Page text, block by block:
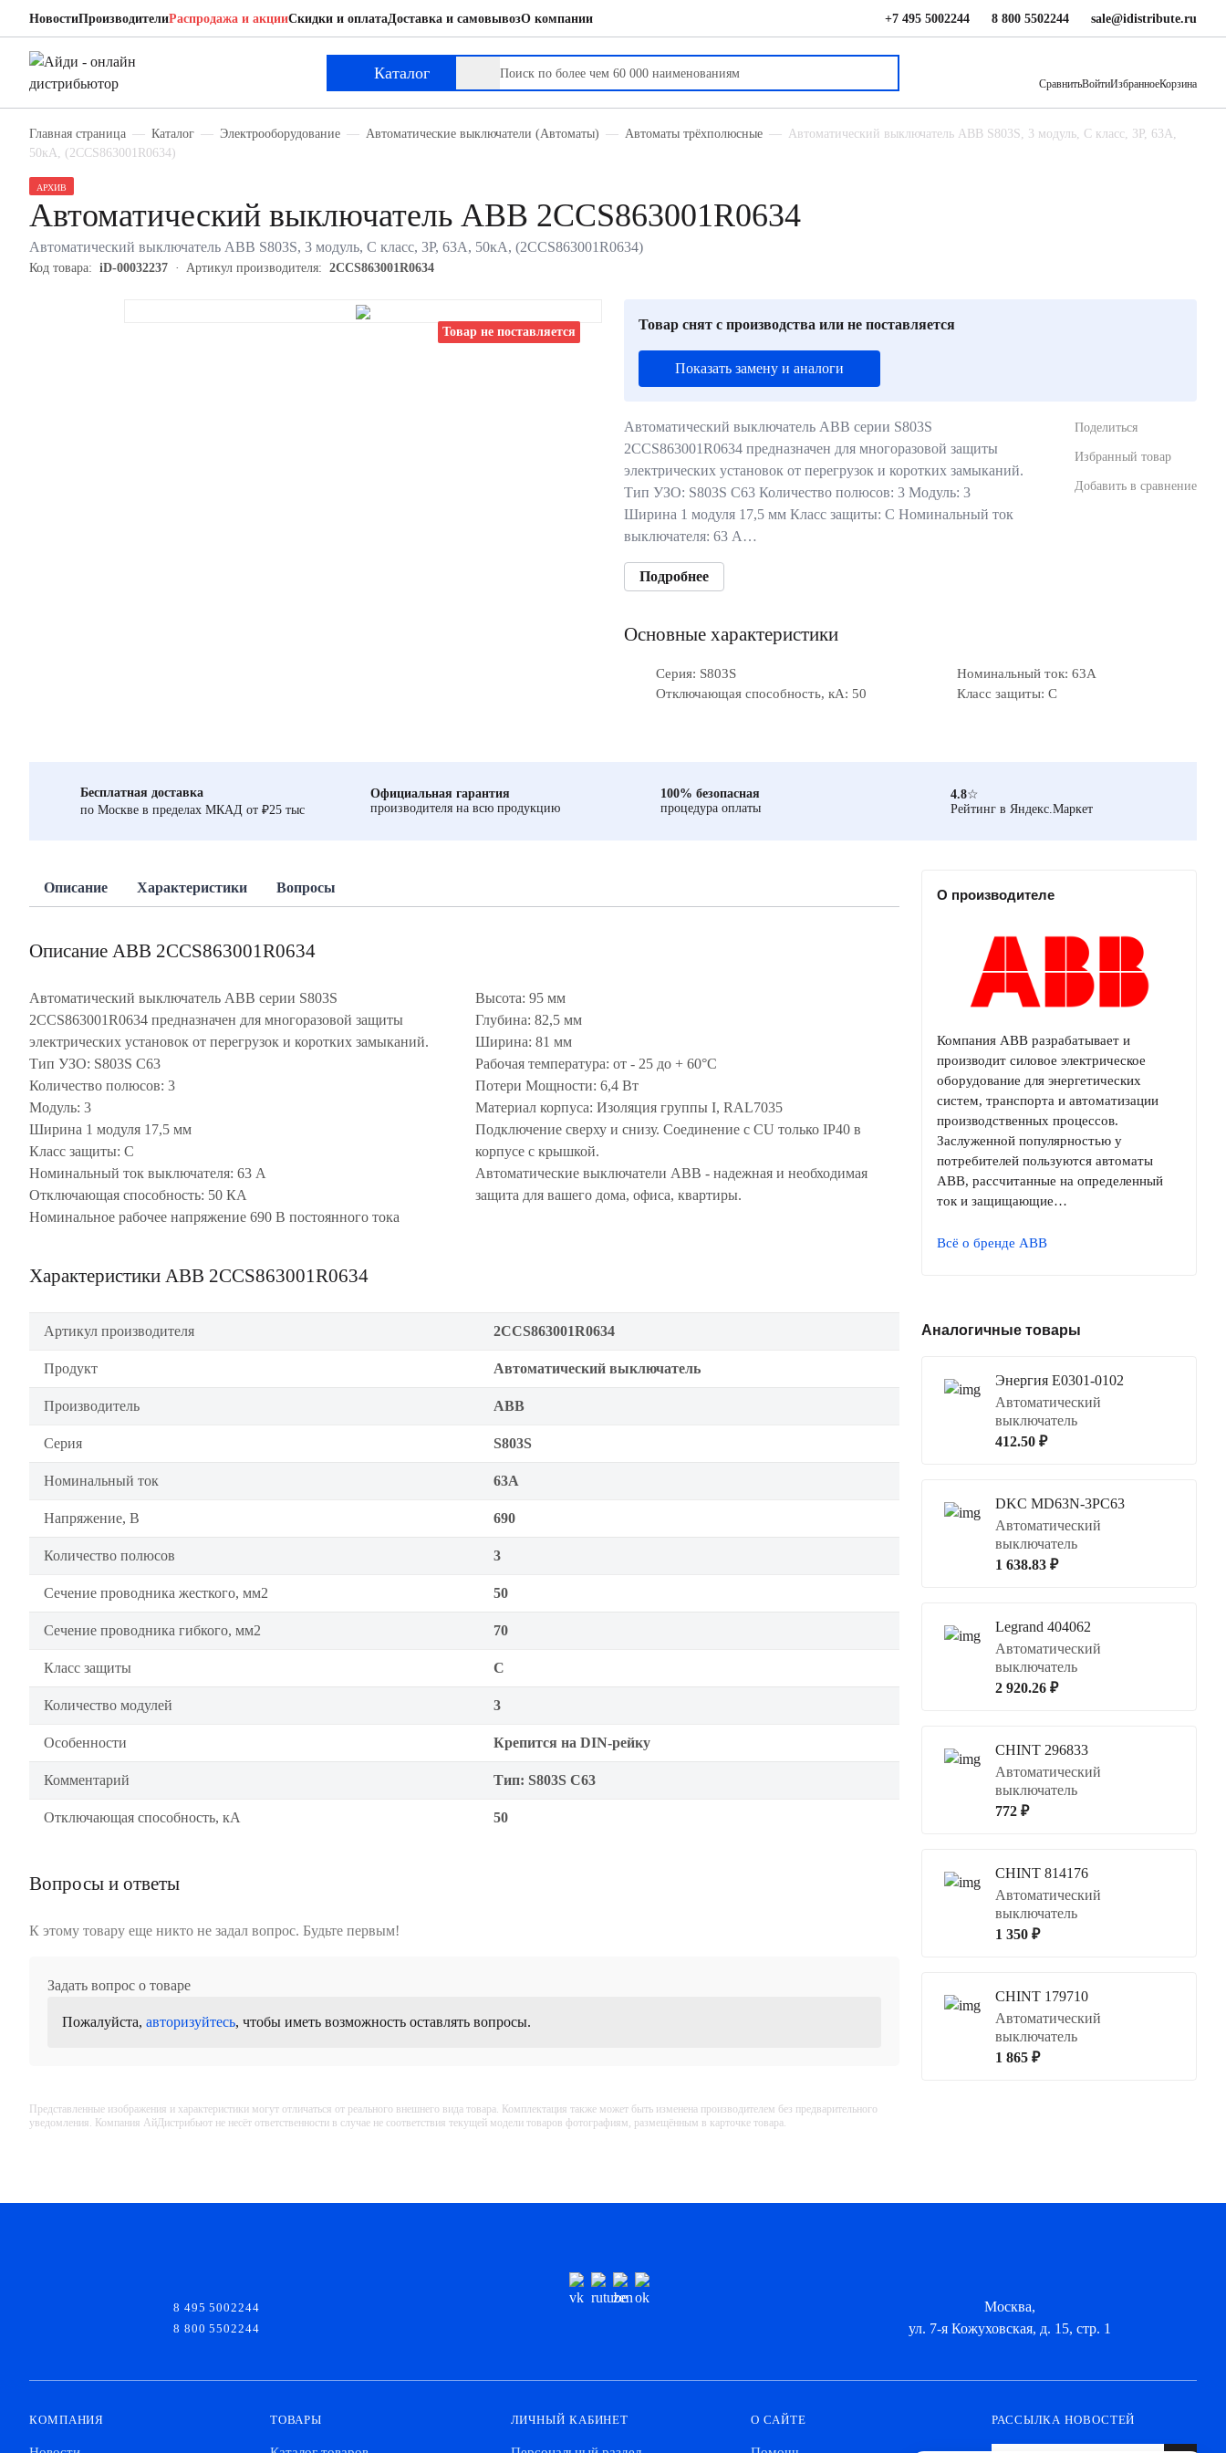
НовостиПроизводителиРаспродажа и акцииСкидки и оплатаДоставка и самовывозО компании +7 495 5002244 8 800 5502244 sale@idistribute.ru
Каталог
СравнитьВойтиИзбранноеКорзина
Главная страница Каталог Электрооборудование Автоматические выключатели (Автоматы) Автоматы трёхполюсные
Автоматический выключатель ABB S803S, 3 модуль, C класс, 3P, 63А,
50кА, (2CCS863001R0634)
Товар не поставляется
АРХИВ
Автоматический выключатель ABB 2CCS863001R0634
Автоматический выключатель ABB S803S, 3 модуль, C класс, 3P, 63А, 50кА, (2CCS863001R0634)
Код товара: iD-00032237 Артикул производителя: 2CCS863001R0634
Товар снят с производства или не поставляется
Показать замену и аналоги
Автоматический выключатель ABB серии S803S
2CCS863001R0634 предназначен для многоразовой защиты
электрических установок от перегрузок и коротких замыканий.
Тип УЗО: S803S C63 Количество полюсов: 3 Модуль: 3
Ширина 1 модуля 17,5 мм Класс защиты: C Номинальный ток
выключателя: 63 А…
Подробнее
Поделиться
Избранный товар
Добавить в сравнение
Основные характеристики
Серия: S803S
Номинальный ток: 63А
Отключающая способность, кА: 50
Класс защиты: C
Бесплатная доставка
по Москве в пределах МКАД от ₽25 тыс
Официальная гарантия
производителя на всю продукцию
100% безопасная
процедура оплаты
4.8☆
Рейтинг в Яндекс.Маркет
Описание Характеристики Вопросы
Описание ABB 2CCS863001R0634
Автоматический выключатель ABB серии S803S
2CCS863001R0634 предназначен для многоразовой защиты
электрических установок от перегрузок и коротких замыканий.
Тип УЗО: S803S C63
Количество полюсов: 3
Модуль: 3
Ширина 1 модуля 17,5 мм
Класс защиты: C
Номинальный ток выключателя: 63 А
Отключающая способность: 50 КА
Номинальное рабочее напряжение 690 В постоянного тока
Высота: 95 мм
Глубина: 82,5 мм
Ширина: 81 мм
Рабочая температура: от - 25 до + 60°С
Потери Мощности: 6,4 Вт
Материал корпуса: Изоляция группы I, RAL7035
Подключение сверху и снизу. Соединение с CU только IP40 в
корпусе с крышкой.
Автоматические выключатели ABB - надежная и необходимая
защита для вашего дома, офиса, квартиры.
Характеристики ABB 2CCS863001R0634
Артикул производителя 2CCS863001R0634
Продукт Автоматический выключатель
Производитель ABB
Серия S803S
Номинальный ток 63А
Напряжение, В 690
Количество полюсов 3
Сечение проводника жесткого, мм2 50
Сечение проводника гибкого, мм2 70
Класс защиты C
Количество модулей 3
Особенности Крепится на DIN-рейку
Комментарий Тип: S803S C63
Отключающая способность, кА 50
Вопросы и ответы
К этому товару еще никто не задал вопрос. Будьте первым!
Задать вопрос о товаре
Пожалуйста, авторизуйтесь, чтобы иметь возможность оставлять вопросы.
Представленные изображения и характеристики могут отличаться от реального внешнего вида товара. Комплектация также может быть изменена производителем без предварительного
уведомления. Компания АйДистрибьют не несёт ответственности в случае не соответствия текущей модели товаров фотографиям, размещённым в карточке товара.
О производителе
Компания ABB разрабатывает и
производит силовое электрическое
оборудование для энергетических
систем, транспорта и автоматизации
производственных процессов.
Заслуженной популярностью у
потребителей пользуются автоматы
ABB, рассчитанные на определенный
ток и защищающие…
Всё о бренде ABB
Аналогичные товары
Энергия Е0301-0102
Автоматический
выключатель
412.50 ₽
DKC MD63N-3PC63
Автоматический
выключатель
1 638.83 ₽
Legrand 404062
Автоматический
выключатель
2 920.26 ₽
CHINT 296833
Автоматический
выключатель
772 ₽
CHINT 814176
Автоматический
выключатель
1 350 ₽
CHINT 179710
Автоматический
выключатель
1 865 ₽
ABB 2CCS863001R0634
Автоматический выключатель
8 495 5002244
8 800 5502244
Москва,
ул. 7-я Кожуховская, д. 15, стр. 1
КОМПАНИЯ ТОВАРЫ ЛИЧНЫЙ КАБИНЕТ О САЙТЕ РАССЫЛКА НОВОСТЕЙ